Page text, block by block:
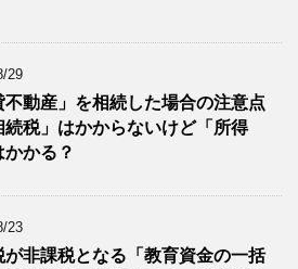
29
不動産」を相続した場合の注意点
続税」はかからないけど「所得
かかる？
23
が非課税となる「教育資金の一括